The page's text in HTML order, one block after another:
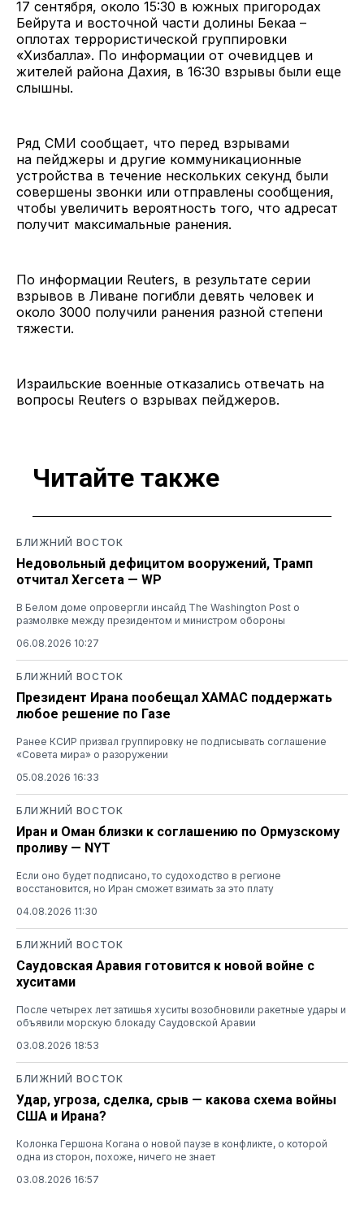
17 сентября, около 15:30 в южных пригородах
Бейрута и восточной части долины Бекаа –
оплотах террористической группировки
«Хизбалла». По информации от очевидцев и
жителей района Дахия, в 16:30 взрывы были еще
слышны.
Ряд СМИ сообщает, что перед взрывами
на пейджеры и другие коммуникационные
устройства в течение нескольких секунд были
совершены звонки или отправлены сообщения,
чтобы увеличить вероятность того, что адресат
получит максимальные ранения.
По информации Reuters, в результате серии
взрывов в Ливане погибли девять человек и
около 3000 получили ранения разной степени
тяжести.
Израильские военные отказались отвечать на
вопросы Reuters о взрывах пейджеров.
Читайте также
БЛИЖНИЙ ВОСТОК
Недовольный дефицитом вооружений, Трамп
отчитал Хегсета — WP
В Белом доме опровергли инсайд The Washington Post о
размолвке между президентом и министром обороны
06.08.2026 10:27
БЛИЖНИЙ ВОСТОК
Президент Ирана пообещал ХАМАС поддержать
любое решение по Газе
Ранее КСИР призвал группировку не подписывать соглашение
«Совета мира» о разоружении
05.08.2026 16:33
БЛИЖНИЙ ВОСТОК
Иран и Оман близки к соглашению по Ормузскому
проливу — NYT
Если оно будет подписано, то судоходство в регионе
восстановится, но Иран сможет взимать за это плату
04.08.2026 11:30
БЛИЖНИЙ ВОСТОК
Саудовская Аравия готовится к новой войне с
хуситами
После четырех лет затишья хуситы возобновили ракетные удары и
объявили морскую блокаду Саудовской Аравии
03.08.2026 18:53
БЛИЖНИЙ ВОСТОК
Удар, угроза, сделка, срыв — какова схема войны
США и Ирана?
Колонка Гершона Когана о новой паузе в конфликте, о которой
одна из сторон, похоже, ничего не знает
03.08.2026 16:57